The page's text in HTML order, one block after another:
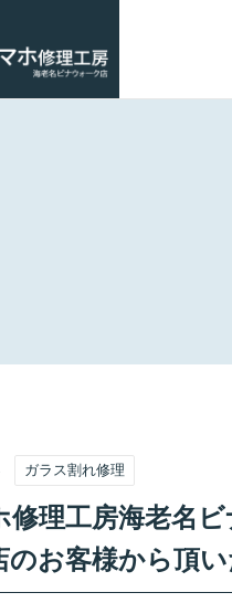
ガラス割れ修理
修理工房海老名
のお客様から頂